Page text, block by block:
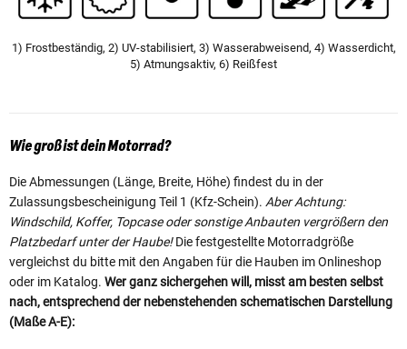
1) Frostbeständig, 2) UV-stabilisiert, 3) Wasserabweisend, 4) Wasserdicht,
5) Atmungsaktiv, 6) Reißfest
Wie groß ist dein Motorrad?
Die Abmessungen (Länge, Breite, Höhe) findest du in der
Zulassungsbescheinigung Teil 1 (Kfz-Schein). Aber Achtung:
Windschild, Koffer, Topcase oder sonstige Anbauten vergrößern den
Platzbedarf unter der Haube!Die festgestellte Motorradgröße
vergleichst du bitte mit den Angaben für die Hauben im Onlineshop
oder im Katalog. Wer ganz sichergehen will, misst am besten selbst
nach, entsprechend der nebenstehenden schematischen Darstellung
(Maße A-E):